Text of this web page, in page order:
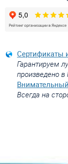
Сертификаты
Гарантируем
произведено в
Всегда на